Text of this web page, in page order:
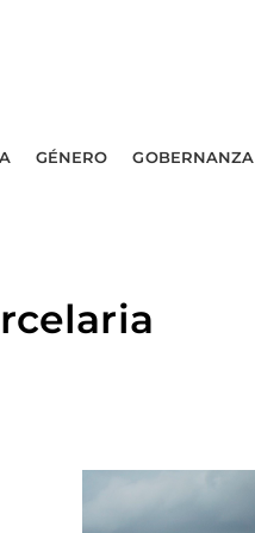
GÉNERO GOBERNANZA